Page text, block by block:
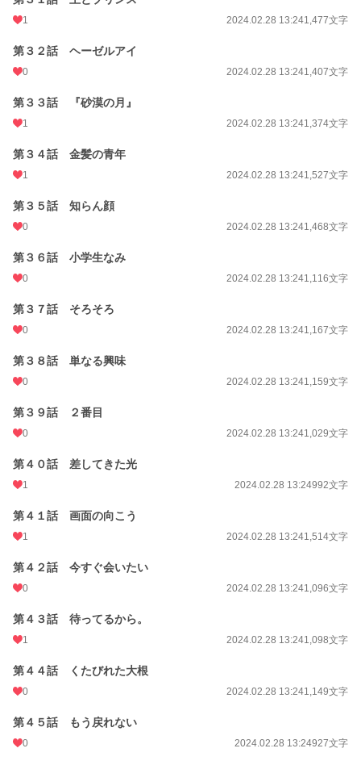
1 2024.02.28 13:241,477文字
第３２話 ヘーゼルアイ
0 2024.02.28 13:241,407文字
第３３話 『砂漠の月』
1 2024.02.28 13:241,374文字
第３４話 金髪の青年
1 2024.02.28 13:241,527文字
第３５話 知らん顔
0 2024.02.28 13:241,468文字
第３６話 小学生なみ
0 2024.02.28 13:241,116文字
第３７話 そろそろ
0 2024.02.28 13:241,167文字
第３８話 単なる興味
0 2024.02.28 13:241,159文字
第３９話 ２番目
0 2024.02.28 13:241,029文字
第４０話 差してきた光
1 2024.02.28 13:24992文字
第４１話 画面の向こう
1 2024.02.28 13:241,514文字
第４２話 今すぐ会いたい
0 2024.02.28 13:241,096文字
第４３話 待ってるから。
1 2024.02.28 13:241,098文字
第４４話 くたびれた大根
0 2024.02.28 13:241,149文字
第４５話 もう戻れない
0 2024.02.28 13:24927文字